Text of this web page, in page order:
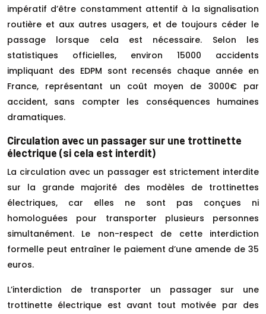
impératif d’être constamment attentif à la signalisation
routière et aux autres usagers, et de toujours céder le
passage lorsque cela est nécessaire. Selon les
statistiques officielles, environ 15000 accidents
impliquant des EDPM sont recensés chaque année en
France, représentant un coût moyen de 3000€ par
accident, sans compter les conséquences humaines
dramatiques.
Circulation avec un passager sur une trottinette
électrique (si cela est interdit)
La circulation avec un passager est strictement interdite
sur la grande majorité des modèles de trottinettes
électriques, car elles ne sont pas conçues ni
homologuées pour transporter plusieurs personnes
simultanément. Le non-respect de cette interdiction
formelle peut entraîner le paiement d’une amende de 35
euros.
L’interdiction de transporter un passager sur une
trottinette électrique est avant tout motivée par des